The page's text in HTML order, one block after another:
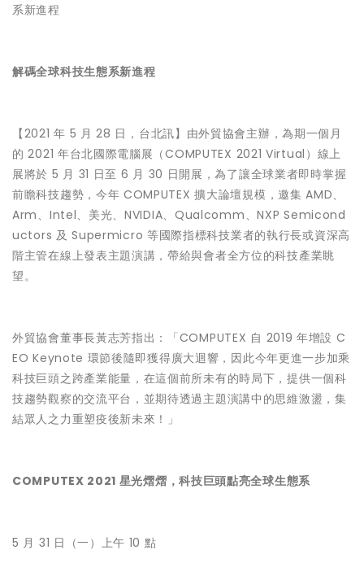
系新進程
解碼全球科技生態系新進程
【2021 年 5 月 28 日，台北訊】由外貿協會主辦，為期一個月
的 2021 年台北國際電腦展（COMPUTEX 2021 Virtual）線上
展將於 5 月 31 日至 6 月 30 日開展，為了讓全球業者即時掌握
前瞻科技趨勢，今年 COMPUTEX 擴大論壇規模，邀集 AMD、
Arm、Intel、美光、NVIDIA、Qualcomm、NXP Semicond
uctors 及 Supermicro 等國際指標科技業者的執行長或資深高
階主管在線上發表主題演講，帶給與會者全方位的科技產業眺
望。
外貿協會董事長黃志芳指出：「COMPUTEX 自 2019 年增設 C
EO Keynote 環節後隨即獲得廣大迴響，因此今年更進一步加乘
科技巨頭之跨產業能量，在這個前所未有的時局下，提供一個科
技趨勢觀察的交流平台，並期待透過主題演講中的思維激盪，集
結眾人之力重塑疫後新未來！」
COMPUTEX 2021 星光熠熠，科技巨頭點亮全球生態系
5 月 31 日（一）上午 10 點